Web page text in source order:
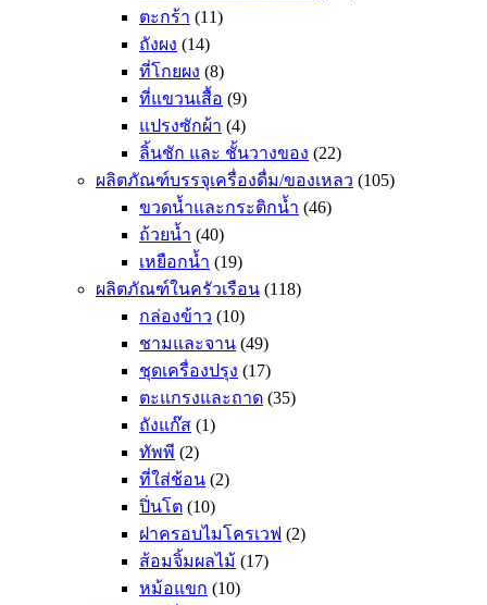
ตะกร้า (11)
ถังผง (14)
ที่โกยผง (8)
ที่แขวนเสื้อ (9)
แปรงซักผ้า (4)
ลิ้นชัก และ ชั้นวางของ (22)
ผลิตภัณฑ์บรรจุเครื่องดื่ม/ของเหลว (105)
ขวดน้ำและกระติกน้ำ (46)
ถ้วยน้ำ (40)
เหยือกน้ำ (19)
ผลิตภัณฑ์ในครัวเรือน (118)
กล่องข้าว (10)
ชามและจาน (49)
ชุดเครื่องปรุง (17)
ตะแกรงและถาด (35)
ถังแก๊ส (1)
ทัพพี (2)
ที่ใส่ช้อน (2)
ปิ่นโต (10)
ฝาครอบไมโครเวฟ (2)
ส้อมจิ้มผลไม้ (17)
หม้อแขก (10)